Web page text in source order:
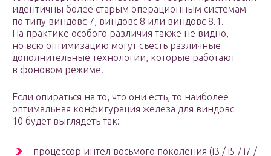
идентичны более старым операционным системам
по типу виндовс 7, виндовс 8 или виндовс 8.1.
На практике особого различия также не видно,
но всю оптимизацию могут съесть различные
дополнительные технологии, которые работают
в фоновом режиме.
Если опираться на то, что они есть, то наиболее
оптимальная конфигурация железа для виндовс
10 будет выглядеть так:
процессор интел восьмого поколения (i3 / i5 / i7 /